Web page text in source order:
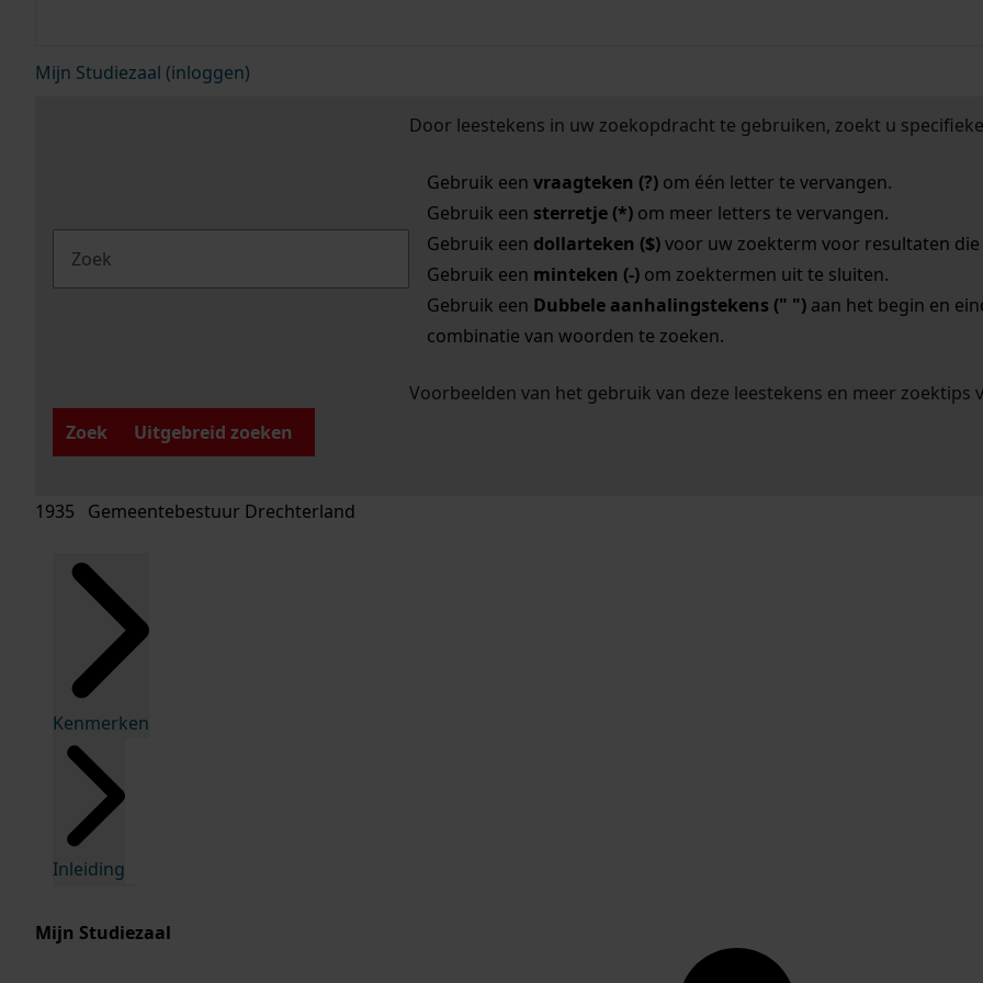
Mijn Studiezaal (inloggen)
Door leestekens in uw zoekopdracht te gebruiken, zoekt u
Gebruik een vraagteken (?)om één letter te vervangen.
Gebruik een sterretje (*)om meer letters te vervangen.
Gebruik een dollarteken ($)voor uw zoekterm voor resultaten die
Gebruik een minteken (-)om zoektermen uit te sluiten.
Gebruik een Dubbele aanhalingstekens (" ")aan het begin en
combinatie van woorden te zoeken.
Voorbeelden van het gebruik van deze leestekens en meer zoektips
Zoek
Uitgebreid zoeken
1935 Gemeentebestuur Drechterland
Kenmerken
Inleiding
Mijn Studiezaal